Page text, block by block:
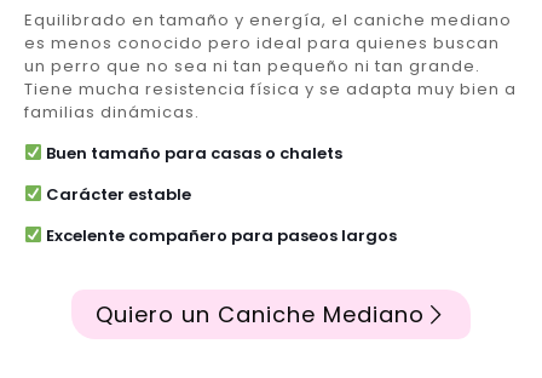
Equilibrado en tamaño y energía, el caniche mediano
es menos conocido pero ideal para quienes buscan
un perro que no sea ni tan pequeño ni tan grande.
Tiene mucha resistencia física y se adapta muy bien a
familias dinámicas.
Buen tamaño para casas o chalets
Carácter estable
Excelente compañero para paseos largos
Quiero un Caniche Mediano